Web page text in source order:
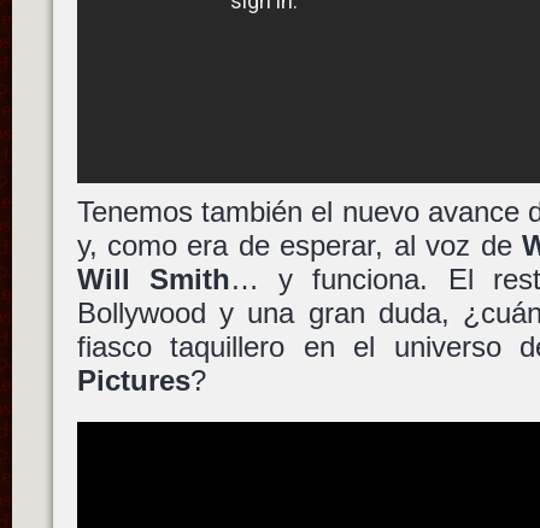
Tenemos también el nuevo avance
y, como era de esperar, al voz de
Will Smith… y funciona. El
Bollywood y una gran duda,
fiasco taquillero en el universo
Pictures?